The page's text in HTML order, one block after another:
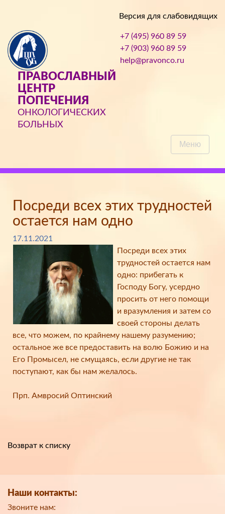
Версия для слабовидящих
ПРАВОСЛАВНЫЙ
ЦЕНТР
ПОПЕЧЕНИЯ
ОНКОЛОГИЧЕСКИХ
БОЛЬНЫХ
+7 (495) 960 89 59
+7 (903) 960 89 59
help@pravonco.ru
Меню
Посреди всех этих трудностей
остается нам одно
17.11.2021
Посреди всех этих
трудностей остается нам
одно: прибегать к
Господу Богу, усердно
просить от него помощи
и вразумления и затем со
своей стороны делать
все, что можем, по крайнему нашему разумению;
остальное же все предоставить на волю Божию и на
Его Промысел, не смущаясь, если другие не так
поступают, как бы нам желалось.
Прп. Амвросий Оптинский
Возврат к списку
Наши контакты:
Звоните нам: